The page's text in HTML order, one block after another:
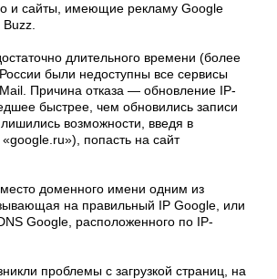
и сайты, имеющие рекламу Google
длительного времени (более
были недоступны все сервисы
Причина отказа — обновление IP-
быстрее, чем обновились записи
возможности, введя в
попасть на сайт
доменного имени одним из
на правильный IP Google, или
Google, расположенного по IP-
проблемы с загрузкой страниц, на